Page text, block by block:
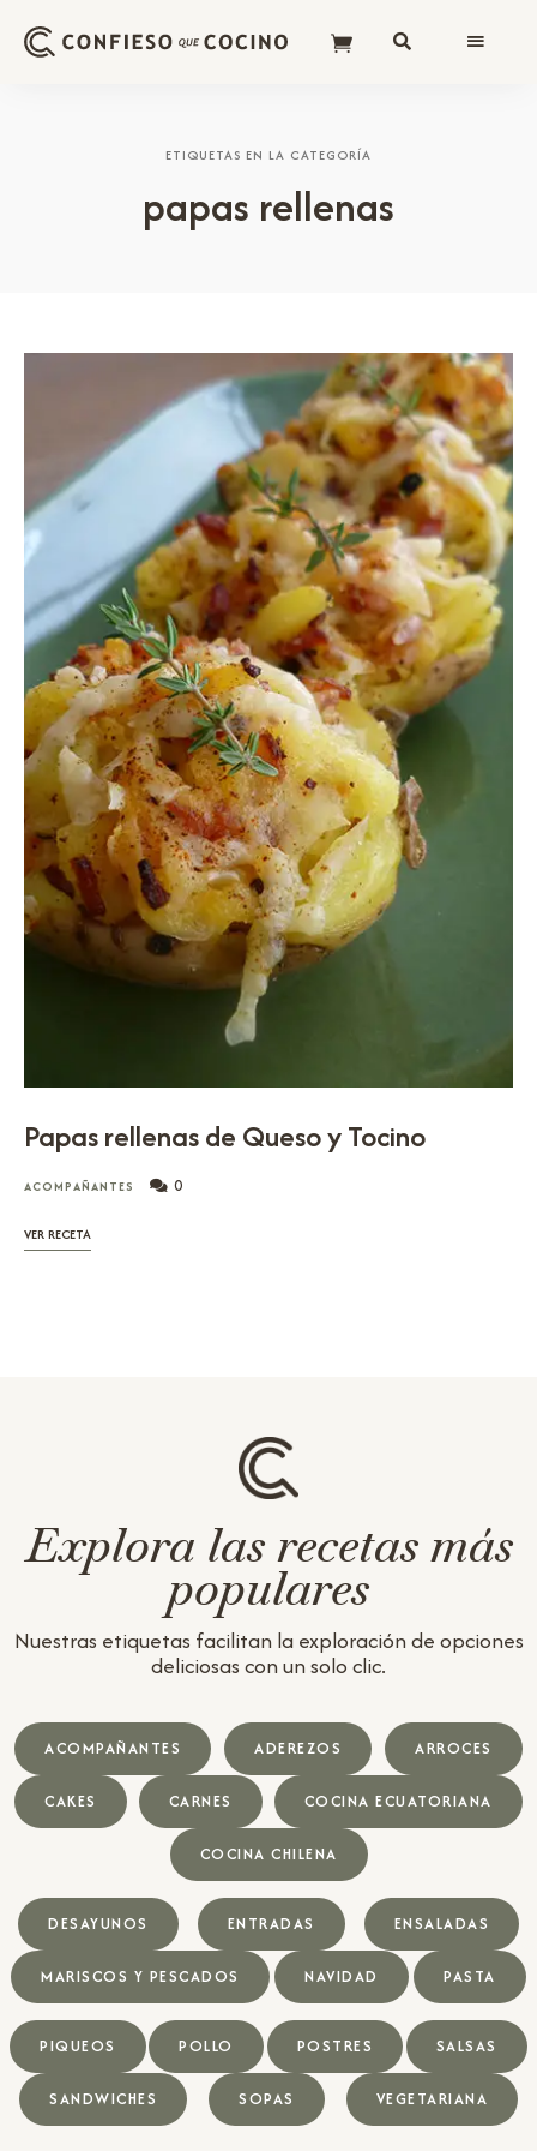
ETIQUETAS EN LA CATEGORÍA
papas rellenas
Papas rellenas de Queso y Tocino
ACOMPAÑANTES 0
VER RECETA
Explora las recetas más
populares
Nuestras etiquetas facilitan la exploración de opciones
deliciosas con un solo clic.
ACOMPAÑANTES ADEREZOS ARROCES
CAKES CARNES COCINA ECUATORIANA
COCINA CHILENA
DESAYUNOS ENTRADAS ENSALADAS
MARISCOS Y PESCADOS NAVIDAD PASTA
PIQUEOS POLLO POSTRES SALSAS
SANDWICHES SOPAS VEGETARIANA